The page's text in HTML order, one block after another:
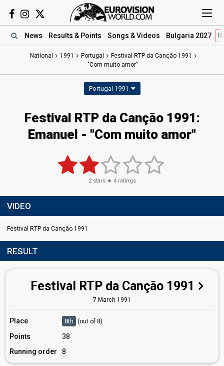
News Results & Points Songs & Videos Bulgaria 2027
National 1991 Portugal
Festival RTP da Canção 1991
"Com muito amor"
Portugal 1991
Festival RTP da Canção 1991:
Emanuel - "Com muito amor"
2stars ★ 4ratings
VIDEO
Festival RTP da Canção 1991
RESULT
Festival RTP da Canção 1991
7 March 1991
Place 8th (out of 8)
Points
38
Running order
8